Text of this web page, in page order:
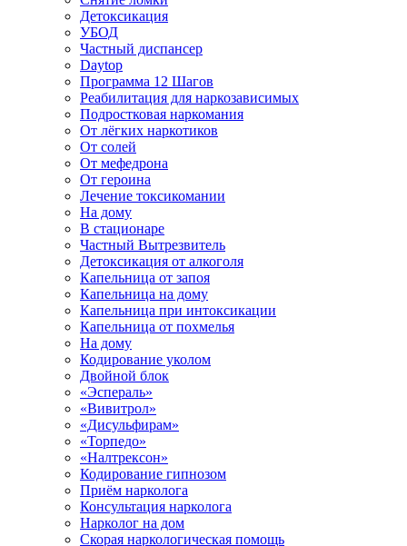
Детоксикация
УБОД
Частный диспансер
Daytop
Программа 12 Шагов
Реабилитация для наркозависимых
Подростковая наркомания
От лёгких наркотиков
От солей
От мефедрона
От героина
Лечение токсикомании
На дому
В стационаре
Частный Вытрезвитель
Детоксикация от алкоголя
Капельница от запоя
Капельница на дому
Капельница при интоксикации
Капельница от похмелья
На дому
Кодирование уколом
Двойной блок
«Эспераль»
«Вивитрол»
«Дисульфирам»
«Торпедо»
«Налтрексон»
Кодирование гипнозом
Приём нарколога
Консультация нарколога
Нарколог на дом
Скорая наркологическая помощь